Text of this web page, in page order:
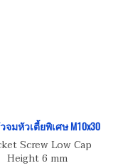
มหัวเตี้ยพิเศษ M10x30
Screw Low Cap
Height 6 mm